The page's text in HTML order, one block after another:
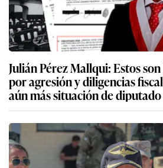
Julián Pérez Mallqui: Estos
por agresión y diligencias
aún más situación de diputado